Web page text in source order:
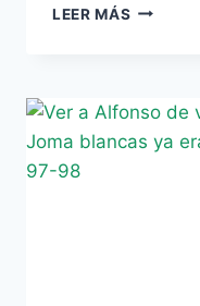
LEER MÁS [VÍDEO]